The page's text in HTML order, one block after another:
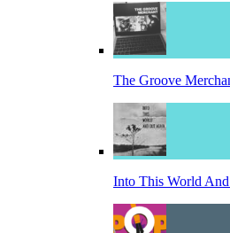
The Groove
Into This World